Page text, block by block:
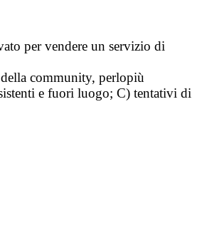
per vendere un servizio di
community, perlopiù
e fuori luogo; C) tentativi di